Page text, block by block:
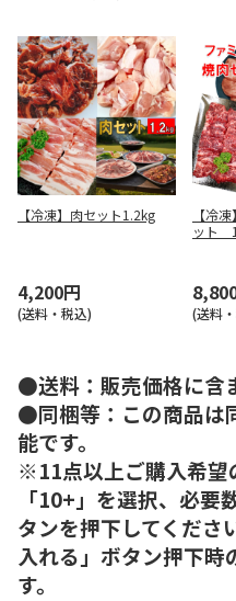
【冷凍】肉セット1.2kg
4,200円
(送料・税込)
【冷
ット
(送料
●送料：販売価格に含
●同梱等：この商品は
能です。
※11点以上ご購入希望
「10+」を選択、必
タンを押下してくださ
入れる」ボタン押下時
す。